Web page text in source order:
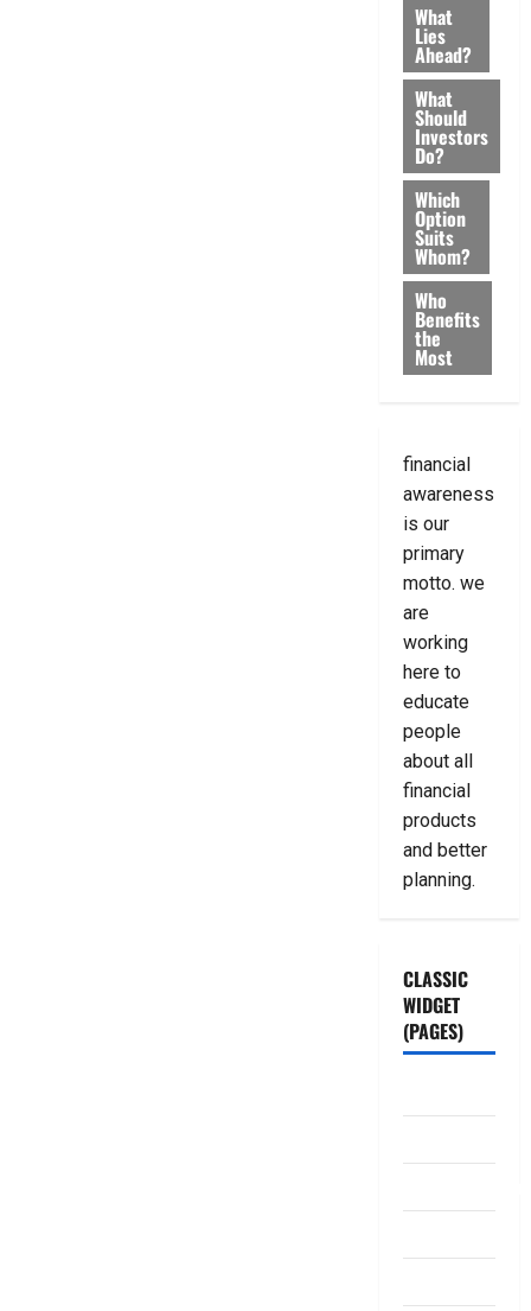
What
Lies
Ahead?
What
Should
Investors
Do?
Which
Option
Suits
Whom?
Who
Benefits
the
Most
financial
awareness
is our
primary
motto. we
are
working
here to
educate
people
about all
financial
products
and better
planning.
CLASSIC
WIDGET
(PAGES)